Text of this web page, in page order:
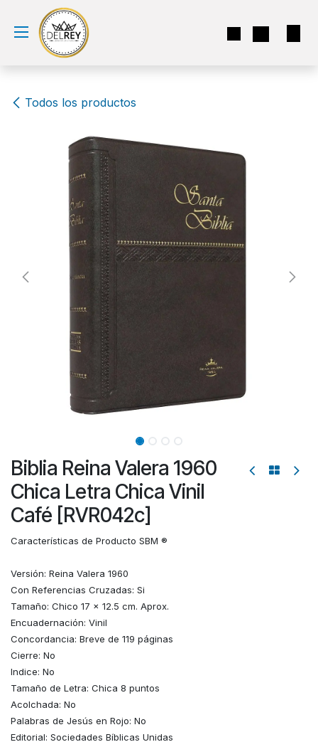
Ir al contenido
Todos los productos
Biblia Reina Valera 1960
Chica Letra Chica Vinil
Café [RVR042c]
Características de Producto SBM ®
Versión: Reina Valera 1960
Con Referencias Cruzadas: Si
Tamaño: Chico 17 x 12.5 cm. Aprox.
Encuadernación: Vinil
Concordancia: Breve de 119 páginas
Cierre: No
Indice: No
Tamaño de Letra: Chica 8 puntos
Acolchada: No
Palabras de Jesús en Rojo: No
Editorial: Sociedades Bíblicas Unidas